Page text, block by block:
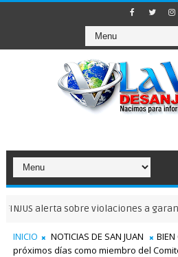
sobre violaciones a garantías
INICIO NOTICIAS DE SAN JUAN
próximos días como miembro del